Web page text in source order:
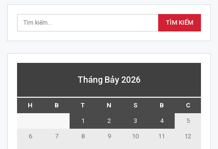
Tháng Bảy 2026
H B T N S B C
1 2 3 4 5
6 7 8 9 10 11 12